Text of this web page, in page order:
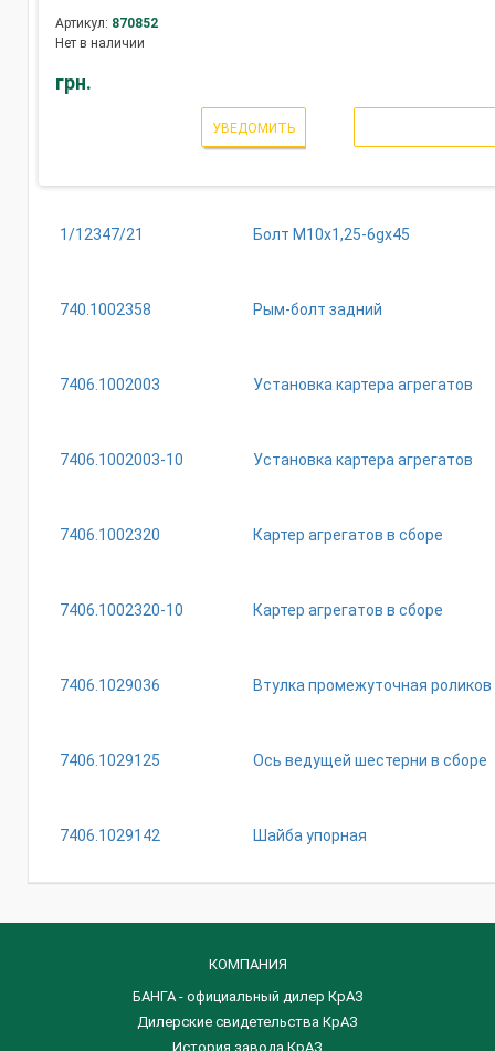
Артикул: 870852
Нет в наличии
грн.
УВЕДОМИТЬ
1/12347/21 Болт М10х1,25-6gх45
740.1002358 Рым-болт задний
7406.1002003 Установка картера агрегатов
7406.1002003-10 Установка картера агрегатов
7406.1002320 Картер агрегатов в сборе
7406.1002320-10 Картер агрегатов в сборе
7406.1029036 Втулка промежуточная
7406.1029125 Ось ведущей шестерни в сборе
7406.1029142 Шайба упорная
КОМПАНИЯ
БАНГА - официальный дилер КрАЗ
Дилерские свидетельства КрАЗ
История завода КрАЗ